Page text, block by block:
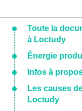
Toute la
à Loctudy
Énergie
Infos à
Les causes
Loctudy